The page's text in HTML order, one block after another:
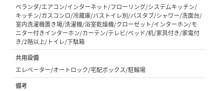
ベランダ/エアコン/インターネット/フローリング/システムキッチン/
キッチン/ガスコンロ/冷蔵庫/バストイレ別/バスタブ/シャワー/洗面台/
室内洗濯機置き場/洗濯機/浴室乾燥機/クローゼット/インターホン/モ
ニター付きインターホン/カーテン/テレビ/ベッド/机/家具付き/家電付
き/2階以上/トイレ/下駄箱
共用設備
エレベーター/オートロック/宅配ボックス/駐輪場
備考